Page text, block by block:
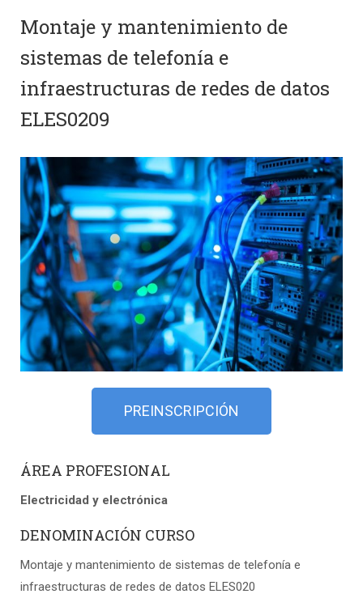
Montaje y mantenimiento de
sistemas de telefonía e
infraestructuras de redes de datos
ELES0209
PREINSCRIPCIÓN
ÁREA PROFESIONAL
Electricidad y electrónica
DENOMINACIÓN CURSO
Montaje y mantenimiento de sistemas de telefonía e
infraestructuras de redes de datos ELES020